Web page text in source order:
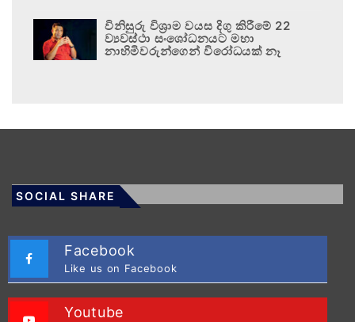
විනිසුරු විශ්‍රාම වයස දිගු කිරීමේ 22
ව්‍යවස්ථා සංශෝධනයට මහා
නාහිමිවරුන්ගෙන් විරෝධයක් නෑ
SOCIAL SHARE
Facebook
Like us on Facebook
Youtube